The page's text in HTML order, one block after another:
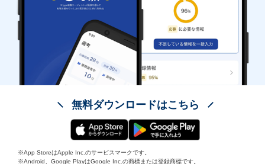
無料ダウンロードはこちら
※App StoreはApple Inc.のサービスマークです。
※Android、Google PlayはGoogle Inc.の商標または登録商標です。